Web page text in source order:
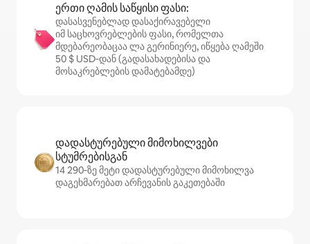
ერთი ღამის საწყისი ფასი:
დასასვენებლად დასაქირავებელი
იმ საცხოვრებლების ფასი, რომელთა
მდებარეობაცაა ლა გერინიერე, იწყება ღამეში
50 $ USD‑დან (გადასახადებისა და
მოსაკრებლების დამატებამდე)
დადასტურებული მიმოხილვები
სტუმრებისგან
14 290‑ზე მეტი დადასტურებული მიმოხილვა
დაგეხმარებათ არჩევანის გაკეთებაში